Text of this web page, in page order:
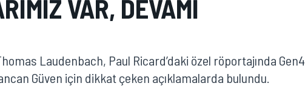
VAR, DEVAMI
Laudenbach, Paul Ricard’daki özel röportajında Gen4
Güven için dikkat çeken açıklamalarda bulundu.